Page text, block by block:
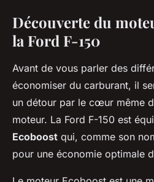
Découverte du
la Ford F-150
Avant de vous parler des
économiser du carburant, il
un détour par le cœur même
moteur. La Ford F-150 est
Ecoboost qui, comme son
pour une économie optimale